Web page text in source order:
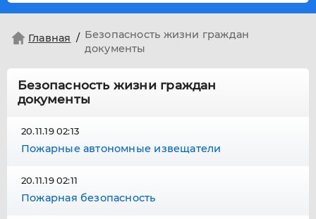
Главная
Безопасность жизни граждан
документы
Безопасность жизни граждан
документы
Пожарные автономные извещатели
20.11.19 02:13
Пожарная безопасность
20.11.19 02:11